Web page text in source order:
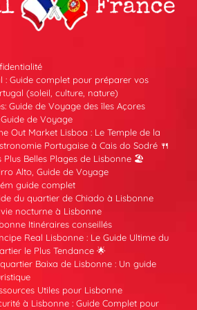
: Guide complet pour préparer vos
(soleil, culture, nature)
Guide de Voyage des îles Açores
de Voyage
Out Market Lisboa : Le Temple de la
Portugaise à Cais do Sodré 🍴
Plus Belles Plages de Lisbonne 🏖️
Alto, Guide de Voyage
guide complet
du quartier de Chiado à Lisbonne
nocturne à Lisbonne
Itinéraires conseillés
Real Lisbonne : Le Guide Ultime du
le Plus Tendance 🌟
Baixa de Lisbonne : Un guide
Utiles pour Lisbonne
à Lisbonne : Guide Complet pour